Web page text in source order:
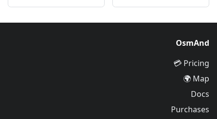
OsmAnd
Pricing 💳
Map 🌍
Docs
Purchases